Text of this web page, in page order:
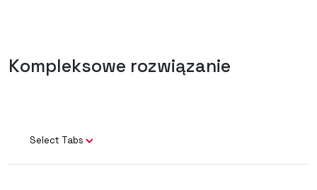
Kompleksowe rozwiązanie
Select Tabs